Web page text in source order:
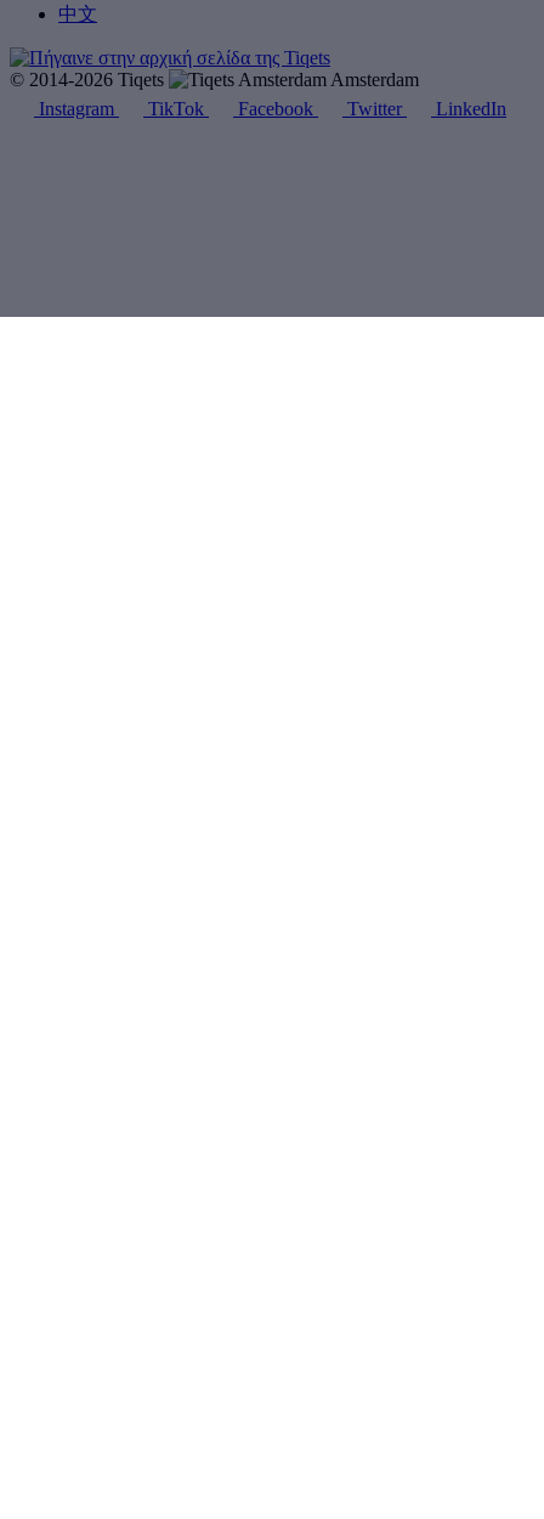
中文
© 2014-2026 Tiqets
Amsterdam
Instagram
TikTok Facebook Twitter LinkedIn